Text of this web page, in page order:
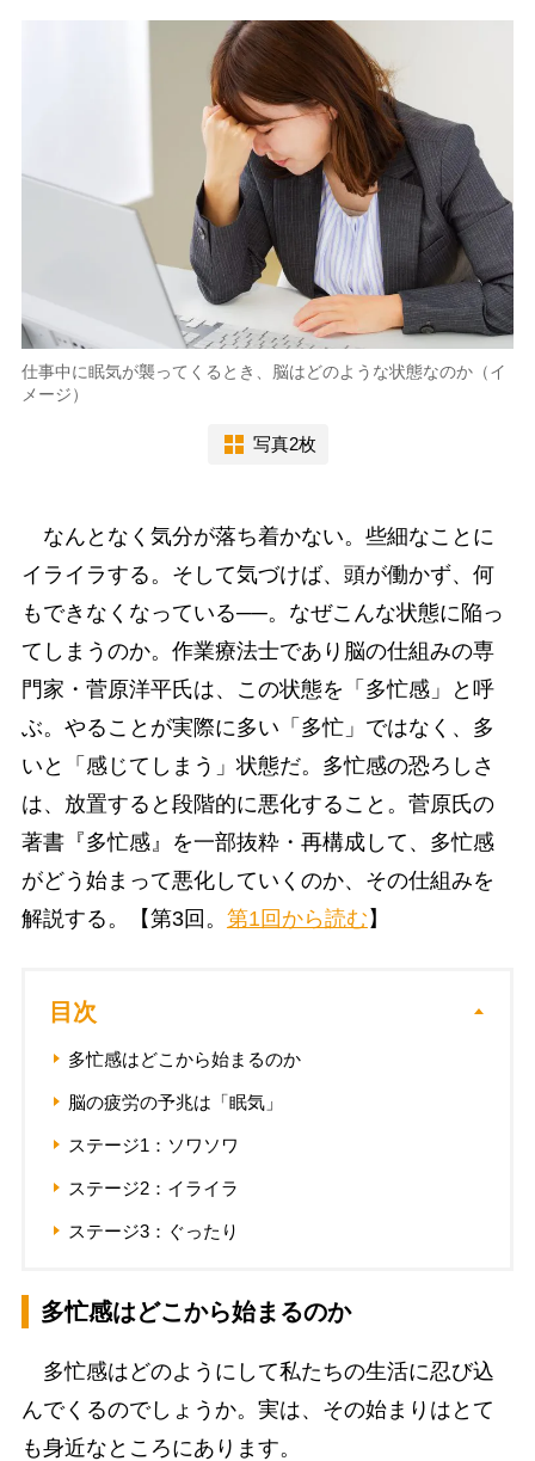
仕事中に眠気が襲ってくるとき、脳はどのような状態なのか（イ
メージ）
写真2枚
なんとなく気分が落ち着かない。些細なことに
イライラする。そして気づけば、頭が働かず、何
もできなくなっている──。なぜこんな状態に陥っ
てしまうのか。作業療法士であり脳の仕組みの専
門家・菅原洋平氏は、この状態を「多忙感」と呼
ぶ。やることが実際に多い「多忙」ではなく、多
いと「感じてしまう」状態だ。多忙感の恐ろしさ
は、放置すると段階的に悪化すること。菅原氏の
著書『多忙感』を一部抜粋・再構成して、多忙感
がどう始まって悪化していくのか、その仕組みを
解説する。【第3回。 第1回から読む 】
目次
多忙感はどこから始まるのか
脳の疲労の予兆は「眠気」
ステージ1：ソワソワ
ステージ2：イライラ
ステージ3：ぐったり
多忙感はどこから始まるのか
多忙感はどのようにして私たちの生活に忍び込
んでくるのでしょうか。実は、その始まりはとて
も身近なところにあります。